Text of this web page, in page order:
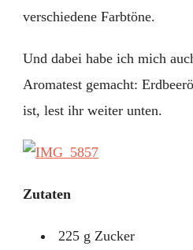
verschiedene Farbtöne.
Und dabei habe ich mich
Aromatest gemacht:
ist, lest ihr weiter unten.
Zutaten
225 g Zucker